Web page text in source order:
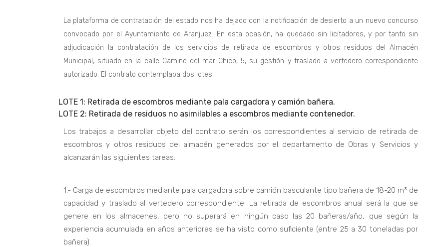
La plataforma de contratación del estado nos ha dejado con la notificación de desierto a un nuevo concurso
convocado por el Ayuntamiento de Aranjuez. En esta ocasión, ha quedado sin licitadores, y por tanto sin
adjudicación la contratación de los servicios de retirada de escombros y otros residuos del Almacén
Municipal, situado en la calle Camino del mar Chico, 5, su gestión y traslado a vertedero correspondiente
autorizado. El contrato contemplaba dos lotes:
LOTE 1: Retirada de escombros mediante pala cargadora y camión bañera.
LOTE 2: Retirada de residuos no asimilables a escombros mediante contenedor.
Los trabajos a desarrollar objeto del contrato serán los correspondientes al servicio de retirada de
escombros y otros residuos del almacén generados por el departamento de Obras y Servicios y
alcanzarán las siguientes tareas:
1.- Carga de escombros mediante pala cargadora sobre camión basculante tipo bañera de 18-20 m³ de
capacidad y traslado al vertedero correspondiente. La retirada de escombros anual será la que se
genere en los almacenes, pero no superará en ningún caso las 20 bañeras/año, que según la
experiencia acumulada en años anteriores se ha visto como suficiente (entre 25 a 30 toneladas por
bañera).